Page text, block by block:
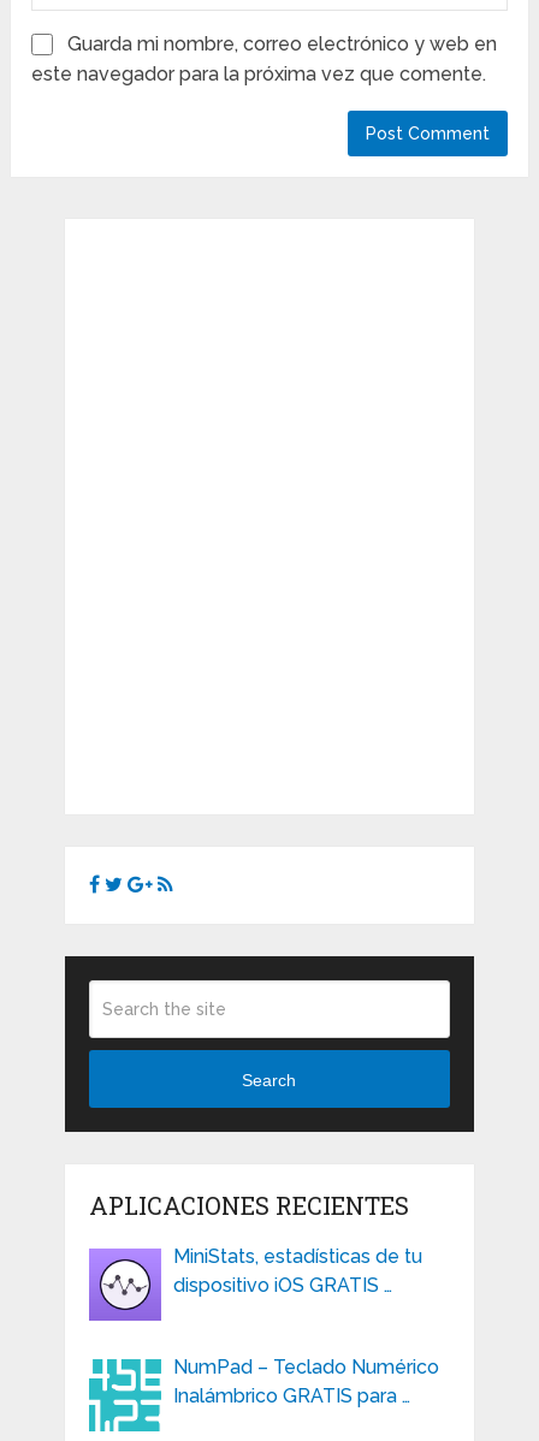
Guarda mi nombre, correo electrónico y web en
este navegador para la próxima vez que comente.
Search
APLICACIONES RECIENTES
MiniStats, estadísticas de tu
dispositivo iOS GRATIS …
NumPad – Teclado Numérico
Inalámbrico GRATIS para …